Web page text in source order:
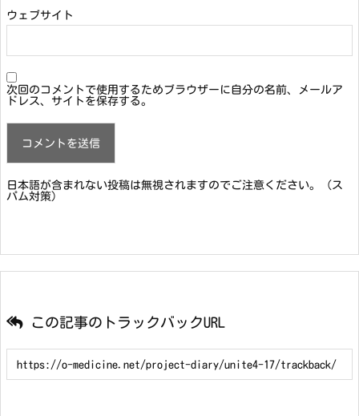
ウェブサイト
次回のコメントで使用するためブラウザーに自分の名前、メールア
ドレス、サイトを保存する。
日本語が含まれない投稿は無視されますのでご注意ください。（ス
パム対策）
この記事のトラックバックURL